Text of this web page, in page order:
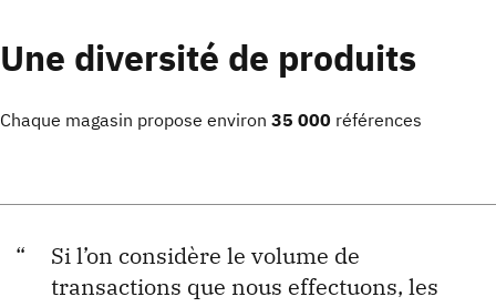
Une diversité de produits
Chaque magasin propose environ 35 000 références
Si l’on considère le volume de
transactions que nous effectuons, les